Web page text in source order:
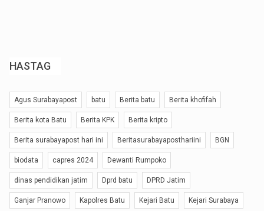
HASTAG
Agus Surabayapost batu Berita batu Berita khofifah
Berita kota Batu Berita KPK Berita kripto
Berita surabayapost hari ini Beritasurabayaposthariini BGN
biodata capres 2024 Dewanti Rumpoko
dinas pendidikan jatim Dprd batu DPRD Jatim
Ganjar Pranowo Kapolres Batu Kejari Batu Kejari Surabaya